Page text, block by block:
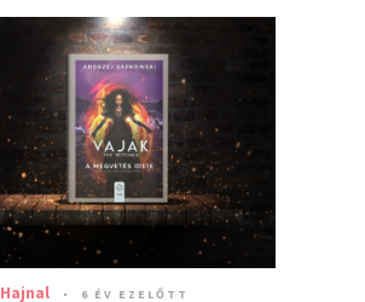
Hajnal 6 ÉV EZELŐTT